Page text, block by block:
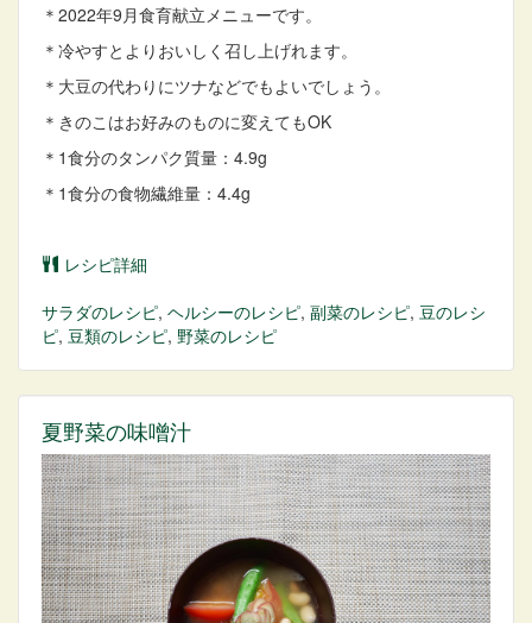
＊2022年9月食育献立メニューです。
＊冷やすとよりおいしく召し上げれます。
＊大豆の代わりにツナなどでもよいでしょう。
＊きのこはお好みのものに変えてもOK
＊1食分のタンパク質量：4.9g
＊1食分の食物繊維量：4.4g
レシピ詳細
サラダのレシピ, ヘルシーのレシピ, 副菜のレシピ, 豆のレシ
ピ, 豆類のレシピ, 野菜のレシピ
夏野菜の味噌汁